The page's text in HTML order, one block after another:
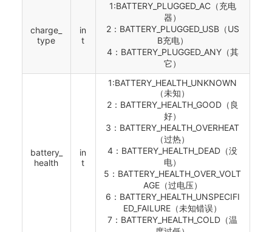
charge_
type
in
t
1:BATTERY_PLUGGED_AC（充电
器）
2：BATTERY_PLUGGED_USB（US
B充电）
4：BATTERY_PLUGGED_ANY（其
它）
battery_
health
in
t
1:BATTERY_HEALTH_UNKNOWN
（未知）
2：BATTERY_HEALTH_GOOD（良
好）
3：BATTERY_HEALTH_OVERHEAT
（过热）
4：BATTERY_HEALTH_DEAD（没
电）
5：BATTERY_HEALTH_OVER_VOLT
AGE（过电压）
6：BATTERY_HEALTH_UNSPECIFI
ED_FAILURE（未知错误）
7：BATTERY_HEALTH_COLD（温